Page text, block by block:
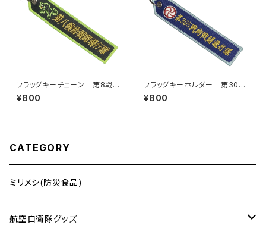
フラッグキーチェーン 第8戦術
戦闘飛行隊
¥800
フラッグキーホルダー 第305
戦術戦闘飛行隊
¥800
CATEGORY
ミリメシ(防災食品)
航空自衛隊グッズ